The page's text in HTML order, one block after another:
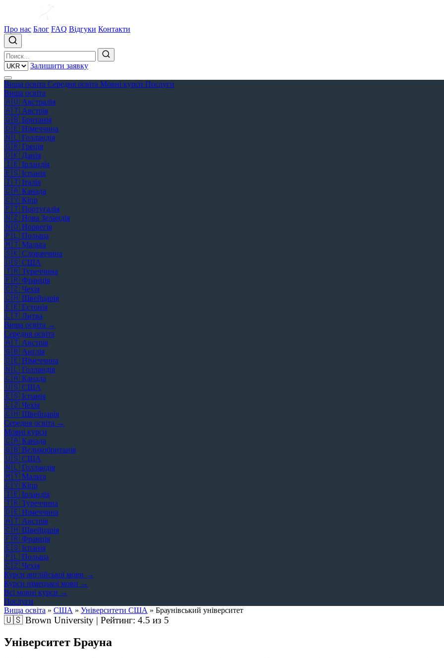
Про нас Блог FAQ Відгуки Контакти
Залишити заявку
Вища освіта Середня освіта Мовні курси Послуги
Вища освіта
🇦🇺 Австралія
🇦🇹 Австрія
🇬🇧 Британія
🇩🇪 Німеччина
🇳🇱 Голландія
🇬🇷 Греція
🇩🇰 Данія
🇮🇪 Ірландія
🇪🇸 Іспанія
🇮🇹 Італія
🇨🇦 Канада
🇨🇾 Кіпр
🇵🇹 Португалія
🇳🇿 Нова Зеландія
🇳🇴 Норвегія
🇵🇱 Польща
🇲🇹 Мальта
🇸🇰 Словаччина
🇺🇸 США
🇹🇷 Туреччина
🇫🇷 Франція
🇨🇿 Чехія
🇨🇭 Швейцарія
🇪🇪 Естонія
🇱🇹 Литва
Вища освіта →
Середня освіта
🇦🇹 Австрія
🇬🇧 Англія
🇩🇪 Німеччина
🇳🇱 Голландія
🇨🇦 Канада
🇺🇸 США
🇪🇸 Іспанія
🇨🇿 Чехія
🇨🇭 Швейцарія
Середня освіта →
Мовні курси
🇨🇦 Канада
🇬🇧 Великобританія
🇺🇸 США
🇳🇱 Голландія
🇲🇹 Мальта
🇨🇾 Кіпр
🇮🇪 Ірландія
🇹🇷 Туреччина
🇩🇪 Німеччина
🇦🇹 Австрія
🇨🇭 Швейцарія
🇫🇷 Франція
🇪🇸 Іспанія
🇵🇱 Польща
🇨🇿 Чехія
Курси англійської мови →
Курси німецької мови →
Всі мовні курси →
Послуги
Вища освіта » США » Університети США » Браунівський університет
🇺🇸Brown University | Рейтинг: 4.5 из 5
Університет Брауна